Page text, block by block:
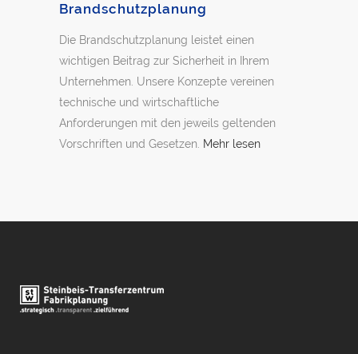
Brandschutzplanung
Die Brandschutzplanung leistet einen
wichtigen Beitrag zur Sicherheit in Ihrem
Unternehmen. Unsere Konzepte vereinen
technische und wirtschaftliche
Anforderungen mit den jeweils geltenden
Vorschriften und Gesetzen.
Mehr lesen